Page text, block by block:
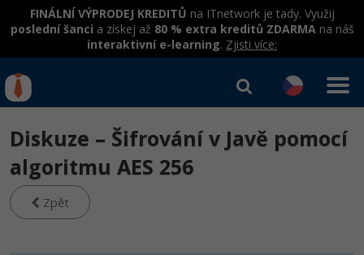
FINÁLNÍ VÝPRODEJ KREDITŮ na ITnetwork je tady. Využij
poslední šanci a získej až 80 % extra kreditů ZDARMAna náš
interaktivní e-learning. Zjisti více:
hrazené úřadem práce
Workshopy zdarma
Kurzy IT profesí
Junior programátor
Přihlásit se| Registrovat
Diskuze – Šifrování v Javě pomocí
algoritmu AES 256
Zpět